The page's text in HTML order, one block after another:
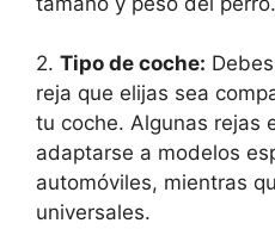
2. Tipo de coche:
reja que elijas sea
tu coche. Algunas rejas
adaptarse a modelos
automóviles, mientras
universales.